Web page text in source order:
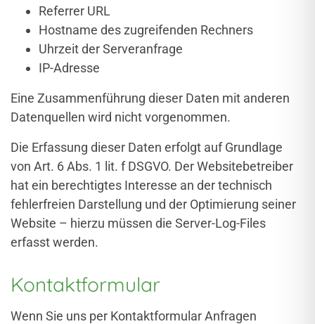
Referrer URL
Hostname des zugreifenden Rechners
Uhrzeit der Serveranfrage
IP-Adresse
Eine Zusammenführung dieser Daten mit anderen
Datenquellen wird nicht vorgenommen.
Die Erfassung dieser Daten erfolgt auf Grundlage
von Art. 6 Abs. 1 lit. f DSGVO. Der Websitebetreiber
hat ein berechtigtes Interesse an der technisch
fehlerfreien Darstellung und der Optimierung seiner
Website – hierzu müssen die Server-Log-Files
erfasst werden.
Kontaktformular
Wenn Sie uns per Kontaktformular Anfragen